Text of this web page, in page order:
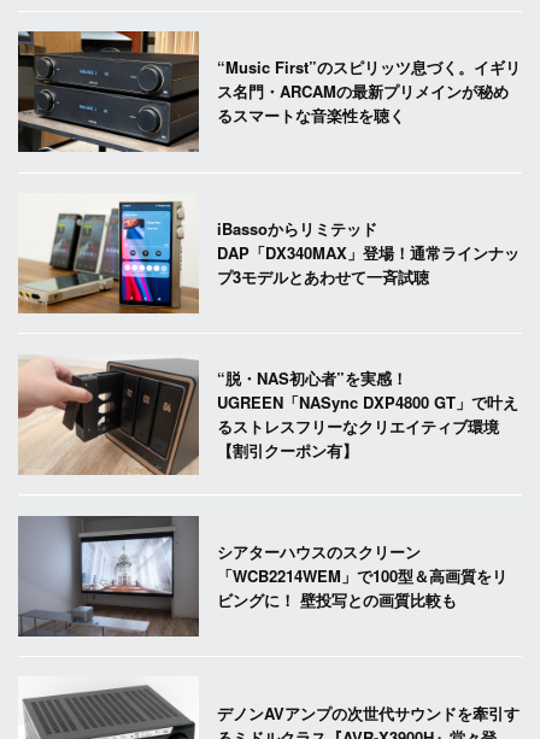
“Music First”のスピリッツ息づく。イギリ
ス名門・ARCAMの最新プリメインが秘め
るスマートな音楽性を聴く
iBassoからリミテッド
DAP「DX340MAX」登場！通常ラインナッ
プ3モデルとあわせて一斉試聴
“脱・NAS初心者”を実感！
UGREEN「NASync DXP4800 GT」で叶え
るストレスフリーなクリエイティブ環境
【割引クーポン有】
シアターハウスのスクリーン
「WCB2214WEM」で100型＆高画質をリ
ビングに！ 壁投写との画質比較も
デノンAVアンプの次世代サウンドを牽引す